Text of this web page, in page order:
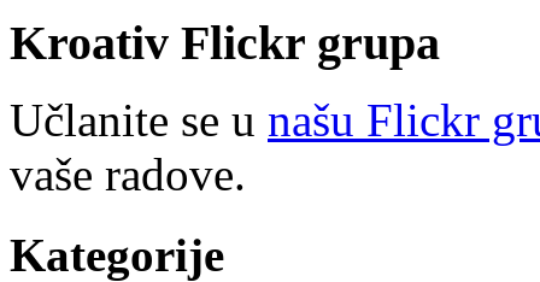
Kroativ Flickr grupa
Učlanite se u našu Flickr
vaše radove.
Kategorije